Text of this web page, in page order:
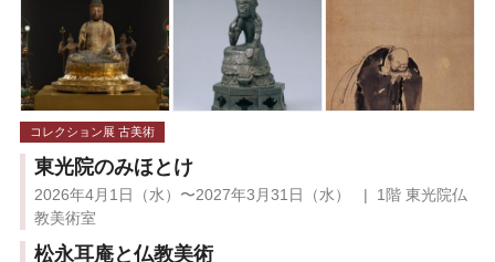
コレクション展 古美術
東光院のみほとけ
2026年4月1日（水）〜2027年3月31日（水） | 1階 東光院仏
教美術室
松永耳庵と仏教美術